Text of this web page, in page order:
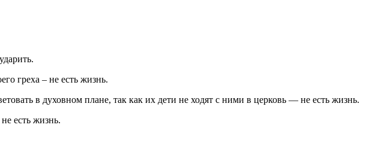
греха – не есть жизнь.
в духовном плане, так как их дети не ходят с ними в церковь — не есть жизнь.
есть жизнь.